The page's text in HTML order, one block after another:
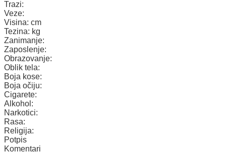
Trazi:
Veze:
Visina: cm
Tezina: kg
Zanimanje:
Zaposlenje:
Obrazovanje:
Oblik tela:
Boja kose:
Boja očiju:
Cigarete:
Alkohol:
Narkotici:
Rasa:
Religija:
Potpis
Komentari